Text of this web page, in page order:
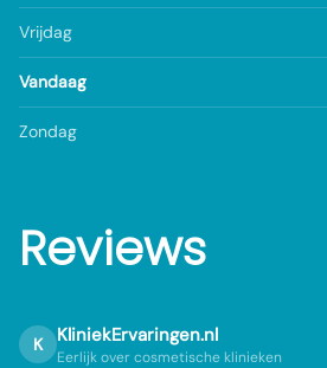
Vrijdag
Vandaag
Zondag
Reviews
K KliniekErvaringen.nl
Eerlijk over cosmetische klinieken